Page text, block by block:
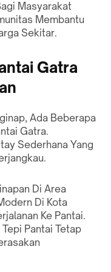
Masyarakat
Membantu
Sekitar.
Gatra
Ada Beberapa
Gatra.
Sederhana Yang
Di Area
Di Kota
Ke Pantai.
Pantai Tetap